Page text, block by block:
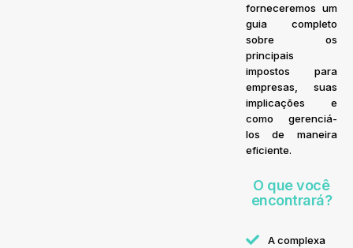
forneceremos um
guia completo
sobre os
principais
impostos para
empresas, suas
implicações e
como gerenciá-
los de maneira
eficiente.
O que você
encontrará?
A complexa